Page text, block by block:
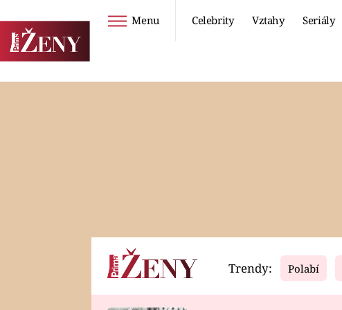
Menu Celebrity Vztahy Seriály
Horoskopy Video
Trendy: Polabí